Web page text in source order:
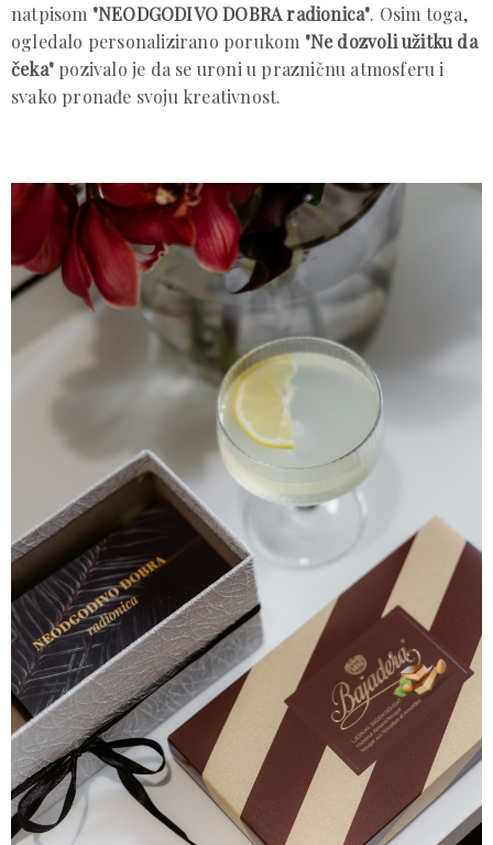
natpisom "NEODGODIVO DOBRA radionica". Osim toga,
ogledalo personalizirano porukom "Ne dozvoli užitku da
čeka" pozivalo je da se uroni u prazničnu atmosferu i
svako pronađe svoju kreativnost.